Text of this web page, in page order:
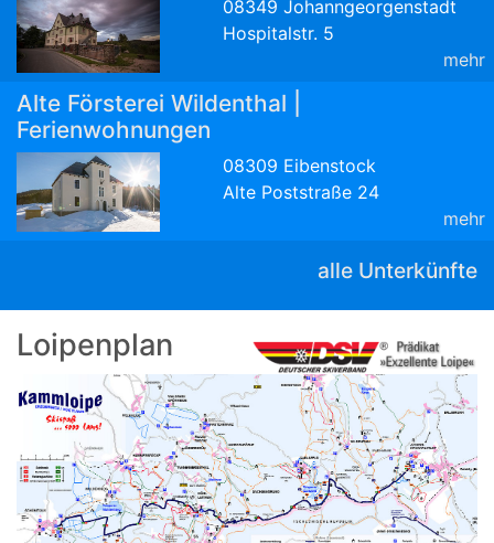
08349 Johanngeorgenstadt
Hospitalstr. 5
mehr
Alte Försterei Wildenthal |
Ferienwohnungen
08309 Eibenstock
Alte Poststraße 24
mehr
alle Unterkünfte
Loipenplan